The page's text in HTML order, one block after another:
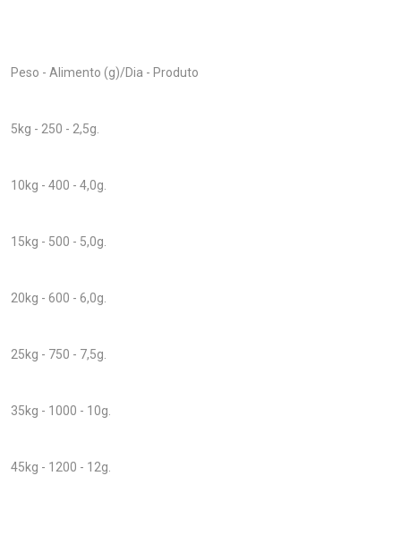
Peso - Alimento (g)/Dia - Produto
5kg - 250 - 2,5g.
10kg - 400 - 4,0g.
15kg - 500 - 5,0g.
20kg - 600 - 6,0g.
25kg - 750 - 7,5g.
35kg - 1000 - 10g.
45kg - 1200 - 12g.